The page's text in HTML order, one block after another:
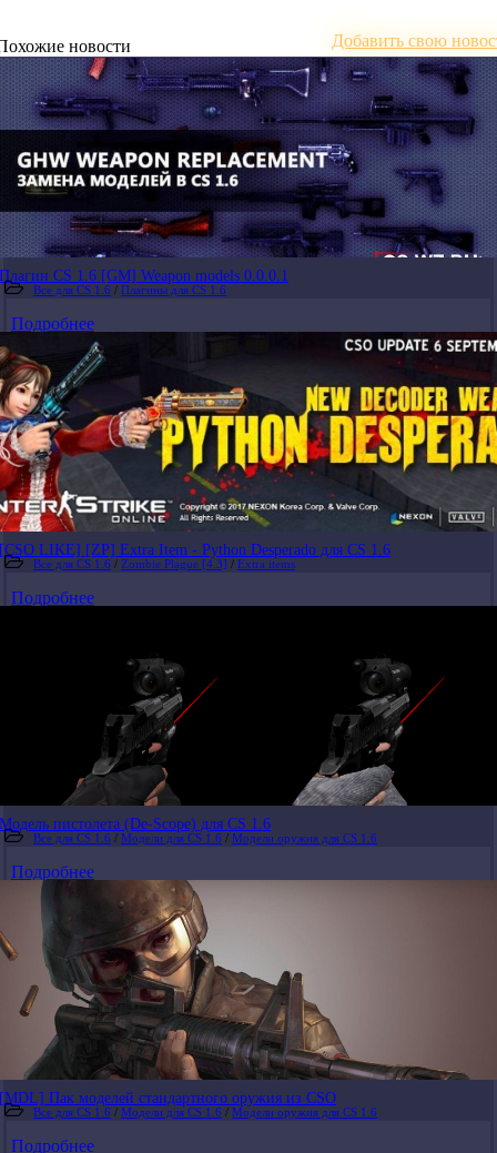
новости Добавить свою
Плагин CS 1.6 [GM] Weapon models 0.0.0.1
Все для CS 1.6 / Плагины для CS 1.6
Подробнее
[CSO LIKE] [ZP] Extra Item - Python Desperado для CS 1.6
Все для CS 1.6 / Zombie Plague [4.3] / Extra items
Подробнее
Модель пистолета (De-Scope) для CS 1.6
Все для CS 1.6 / Модели для CS 1.6 / Модели оружия для CS 1.6
Подробнее
[MDL] Пак моделей стандартного оружия из CSO
Все для CS 1.6 / Модели для CS 1.6 / Модели оружия для CS 1.6
Подробнее